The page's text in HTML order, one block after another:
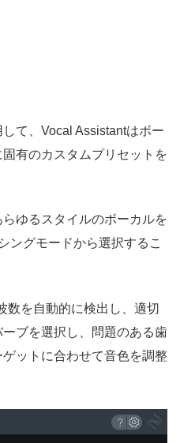
て、Vocal Assistantはボー
有のカスタムプリセットを
ゆるスタイルのボーカルを
ングモードから選択するこ
数を自動的に検出し、適切
ブを選択し、問題のある歯
ットに合わせて音色を調整